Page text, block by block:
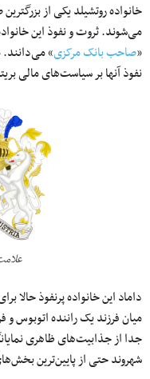
خانواده روتشیلد یکی از
می‌شوند. ثروت و نفوذ این
«صاحب بانک مرکزی» می‌دانند.
نفوذ آنها بر سیاست‌های مالی
داماد این خانواده پرنفوذ حالا
میان فرزند یک راننده اتوبوس
جدا از جذابیت‌های ظاهری
شهروند حتی از پایین‌ترین